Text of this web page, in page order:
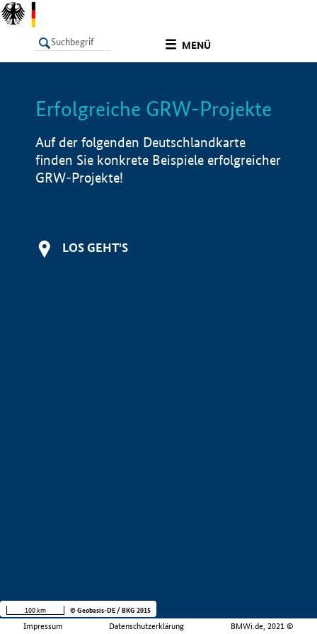
MENÜ
LISTE Info
Erfolgreiche GRW-Projekte
Auf der folgenden Deutschlandkarte
finden Sie konkrete Beispiele erfolgreicher
GRW-Projekte!
LOS GEHT'S
Impressum Datenschutzerklärung BMWi.de, 2021 ©
100 km © Geobasis-DE / BKG 2015